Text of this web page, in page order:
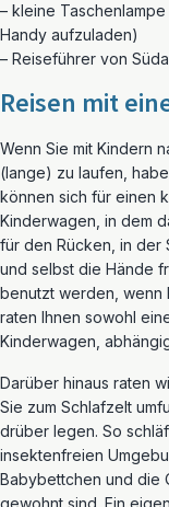
– kleine
Handy aufzuladen)
– Reiseführer von
Reisen mit
Wenn Sie mit Kindern
(lange) zu laufen,
können sich für einen
Kinderwagen, in dem
für den Rücken, in der
und selbst die Hände
benutzt werden, wenn
raten Ihnen sowohl
Kinderwagen,
Darüber hinaus raten
Sie zum Schlafzelt
drüber legen. So
insektenfreien
Babybettchen und die
gewohnt sind. Ein